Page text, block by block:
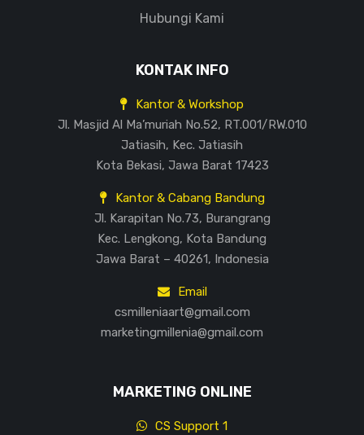
Hubungi Kami
KONTAK INFO
Kantor & Workshop
Jl. Masjid Al Ma’muriah No.52, RT.001/RW.010
Jatiasih, Kec. Jatiasih
Kota Bekasi, Jawa Barat 17423
Kantor & Cabang Bandung
Jl. Karapitan No.73, Burangrang
Kec. Lengkong, Kota Bandung
Jawa Barat – 40261, Indonesia
Email
csmilleniaart@gmail.com
marketingmillenia@gmail.com
MARKETING ONLINE
CS Support 1